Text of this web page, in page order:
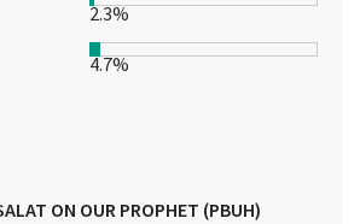
2.3%
4.7%
ON OUR PROPHET (PBUH)